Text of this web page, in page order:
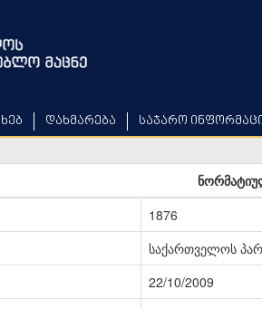
დახმარება საჯარო
1876
საქართველოს
22/10/2009